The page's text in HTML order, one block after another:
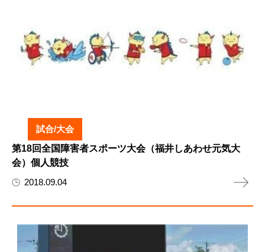
試合/大会
第18回全国障害者スポーツ大会（福井しあわせ元気大
会）個人競技
2018.09.04